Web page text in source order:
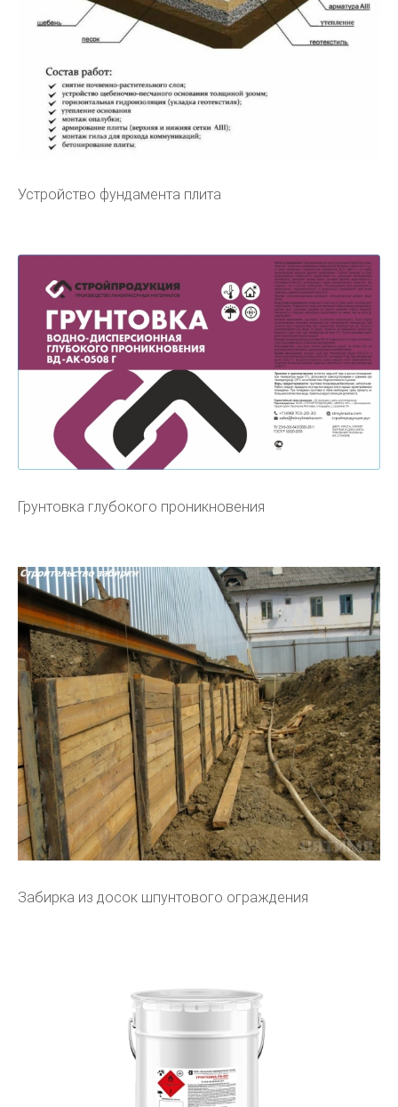
Устройство фундамента плита
Грунтовка глубокого проникновения
Забирка из досок шпунтового ограждения